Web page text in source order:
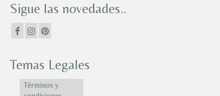
Sigue las novedades..
Temas Legales
Términos y